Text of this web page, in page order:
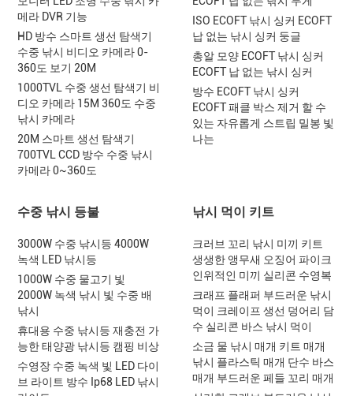
메라 DVR 기능
HD 방수 스마트 생선 탐색기
수중 낚시 비디오 카메라 0-
360도 보기 20M
1000TVL 수중 생선 탐색기 비
디오 카메라 15M 360도 수중
낚시 카메라
20M 스마트 생선 탐색기
700TVL CCD 방수 수중 낚시
카메라 0~360도
ISO ECOFT 낚시 싱커 ECOFT
납 없는 낚시 싱커 둥글
총알 모양 ECOFT 낚시 싱커
ECOFT 납 없는 낚시 싱커
방수 ECOFT 낚시 싱커
ECOFT 패클 박스 제거 할 수
있는 자유롭게 스트립 밀봉 빛
나는
수중 낚시 등불
3000W 수중 낚시등 4000W
녹색 LED 낚시등
1000W 수중 물고기 빛
2000W 녹색 낚시 빛 수중 배
낚시
휴대용 수중 낚시등 재충전 가
능한 태양광 낚시등 캠핑 비상
수영장 수중 녹색 빛 LED 다이
브 라이트 방수 Ip68 LED 낚시
낚시 먹이 키트
크러브 꼬리 낚시 미끼 키트
생생한 앵무새 오징어 파이크
인위적인 미끼 실리콘 수영복
크래프 플래퍼 부드러운 낚시
먹이 크레이프 생선 덩어리 담
수 실리콘 바스 낚시 먹이
소금 물 낚시 매개 키트 매개
낚시 플라스틱 매개 단수 바스
매개 부드러운 페들 꼬리 매개